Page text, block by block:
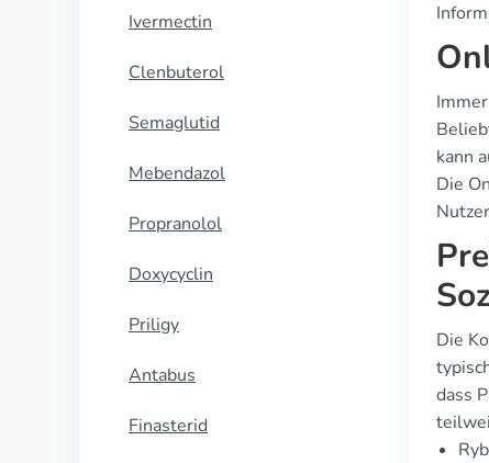
Ivermectin
Clenbuterol
Semaglutid
Mebendazol
Propranolol
Doxycyclin
Priligy
Antabus
Finasterid
kann
Die
Die
dass